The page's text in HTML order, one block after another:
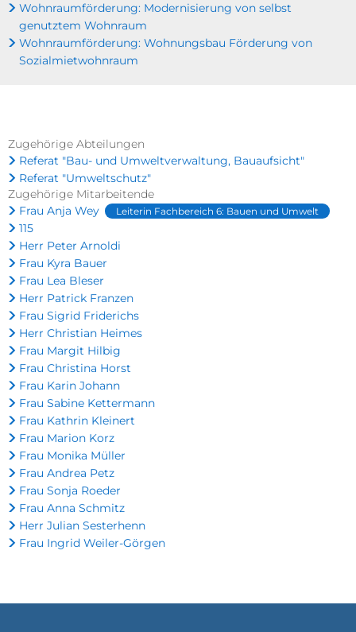
Wohnraumförderung: Modernisierung von selbst
genutztem Wohnraum
Wohnraumförderung: Wohnungsbau Förderung von
Sozialmietwohnraum
Zugehörige Abteilungen
Referat "Bau- und Umweltverwaltung, Bauaufsicht"
Referat "Umweltschutz"
Zugehörige Mitarbeitende
Frau Anja Wey
Leiterin Fachbereich 6: Bauen und Umwelt
115
Herr Peter Arnoldi
Frau Kyra Bauer
Frau Lea Bleser
Herr Patrick Franzen
Frau Sigrid Friderichs
Herr Christian Heimes
Frau Margit Hilbig
Frau Christina Horst
Frau Karin Johann
Frau Sabine Kettermann
Frau Kathrin Kleinert
Frau Marion Korz
Frau Monika Müller
Frau Andrea Petz
Frau Sonja Roeder
Frau Anna Schmitz
Herr Julian Sesterhenn
Frau Ingrid Weiler-Görgen